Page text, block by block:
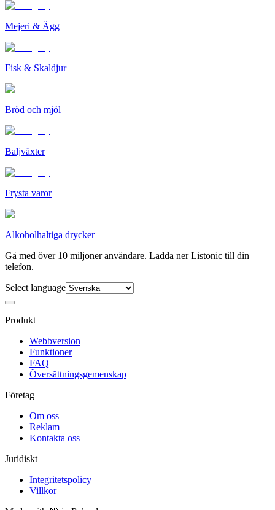
Mejeri & Ägg
Fisk & Skaldjur
Bröd och mjöl
Baljväxter
Frysta varor
Alkoholhaltiga drycker
Gå med över 10 miljoner användare. Ladda ner Listonic till din
telefon.
Select language
Produkt
Webbversion
Funktioner
FAQ
Översättningsgemenskap
Företag
Om oss
Reklam
Kontakta oss
Juridiskt
Integritetspolicy
Villkor